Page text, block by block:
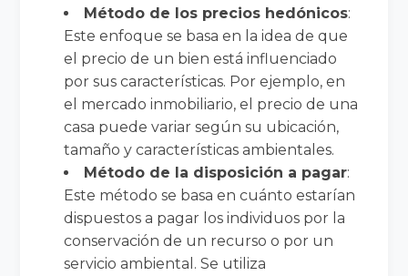
Método de los precios hedónicos:
Este enfoque se basa en la idea de que
el precio de un bien está influenciado
por sus características. Por ejemplo, en
el mercado inmobiliario, el precio de una
casa puede variar según su ubicación,
tamaño y características ambientales.
Método de la disposición a pagar:
Este método se basa en cuánto estarían
dispuestos a pagar los individuos por la
conservación de un recurso o por un
servicio ambiental. Se utiliza